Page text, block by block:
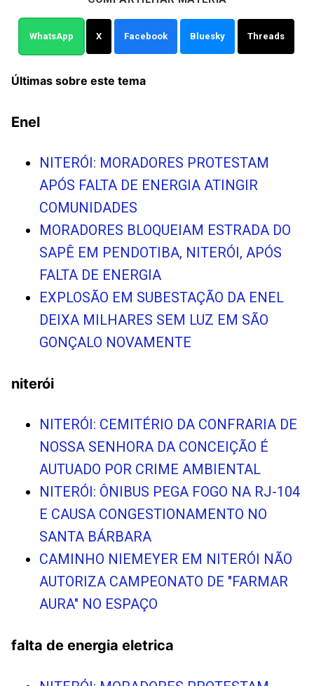
WhatsApp X Facebook Bluesky Threads
Últimas sobre este tema
Enel
NITERÓI: MORADORES PROTESTAM
APÓS FALTA DE ENERGIA ATINGIR
COMUNIDADES
MORADORES BLOQUEIAM ESTRADA DO
SAPÊ EM PENDOTIBA, NITERÓI, APÓS
FALTA DE ENERGIA
EXPLOSÃO EM SUBESTAÇÃO DA ENEL
DEIXA MILHARES SEM LUZ EM SÃO
GONÇALO NOVAMENTE
niterói
NITERÓI: CEMITÉRIO DA CONFRARIA DE
NOSSA SENHORA DA CONCEIÇÃO É
AUTUADO POR CRIME AMBIENTAL
NITERÓI: ÔNIBUS PEGA FOGO NA RJ-104
E CAUSA CONGESTIONAMENTO NO
SANTA BÁRBARA
CAMINHO NIEMEYER EM NITERÓI NÃO
AUTORIZA CAMPEONATO DE "FARMAR
AURA" NO ESPAÇO
falta de energia eletrica